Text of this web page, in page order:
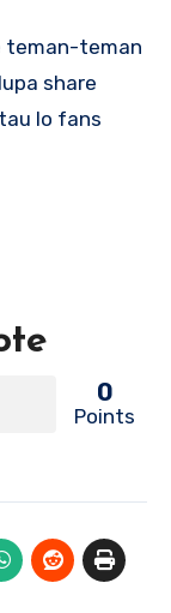
teman-teman
share
lo fans
0
Points